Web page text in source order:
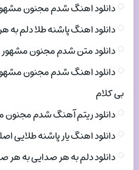
دانلود اهنگ شدم مجنون
دانلود اهنگ پاشنه طلا دلم
دانلود متن شدم مجنون
دانلود اهنگ شدم مجنون
بی کلام
دانلود ریتم آهنگ شدم
دانلود اهنگ یار پاشنه طلایی
دانلود دلم به هر صدایی به هر